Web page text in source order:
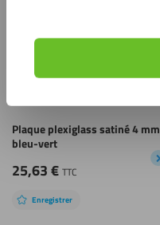
Plaque plexiglass satiné 4 mm
bleu-vert
25,63€ TTC
Enregistrer